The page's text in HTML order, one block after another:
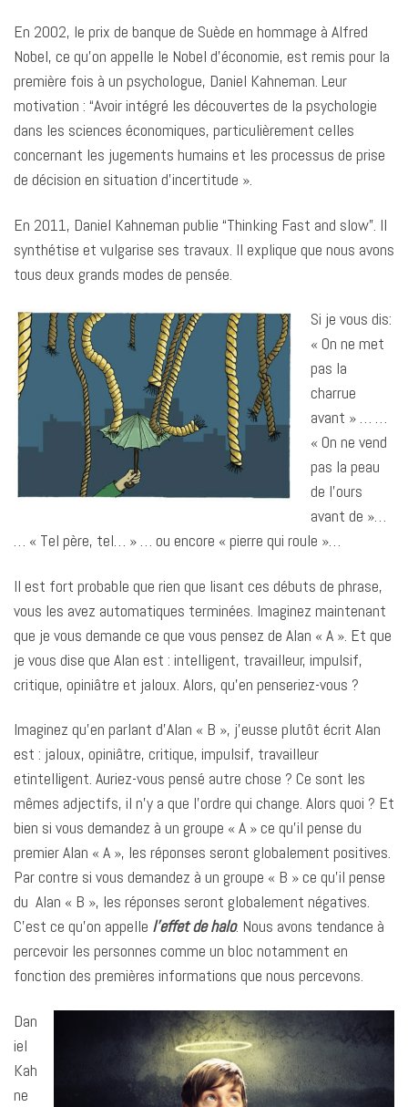
En 2002, le prix de banque de Suède en hommage à Alfred
Nobel, ce qu’on appelle le Nobel d’économie, est remis pour la
première fois à un psychologue, Daniel Kahneman. Leur
motivation : “Avoir intégré les découvertes de la psychologie
dans les sciences économiques, particulièrement celles
concernant les jugements humains et les processus de prise
de décision en situation d’incertitude ».
En 2011, Daniel Kahneman publie “Thinking Fast and slow”. Il
synthétise et vulgarise ses travaux. Il explique que nous avons
tous deux grands modes de pensée.
Si je vous dis:
« On ne met
pas la
charrue
avant » … …
« On ne vend
pas la peau
de l’ours
avant de »…
… « Tel père, tel… » … ou encore « pierre qui roule »…
Il est fort probable que rien que lisant ces débuts de phrase,
vous les avez automatiques terminées. Imaginez maintenant
que je vous demande ce que vous pensez de Alan « A ». Et que
je vous dise que Alan est : intelligent, travailleur, impulsif,
critique, opiniâtre et jaloux. Alors, qu’en penseriez-vous ?
Imaginez qu’en parlant d’Alan « B », j’eusse plutôt écrit Alan
est : jaloux, opiniâtre, critique, impulsif, travailleur
etintelligent. Auriez-vous pensé autre chose ? Ce sont les
mêmes adjectifs, il n’y a que l’ordre qui change. Alors quoi ? Et
bien si vous demandez à un groupe « A » ce qu’il pense du
premier Alan « A », les réponses seront globalement positives.
Par contre si vous demandez à un groupe « B » ce qu’il pense
du Alan « B », les réponses seront globalement négatives.
C’est ce qu’on appelle l’effet de halo. Nous avons tendance à
percevoir les personnes comme un bloc notamment en
fonction des premières informations que nous percevons.
Dan
iel
Kah
ne